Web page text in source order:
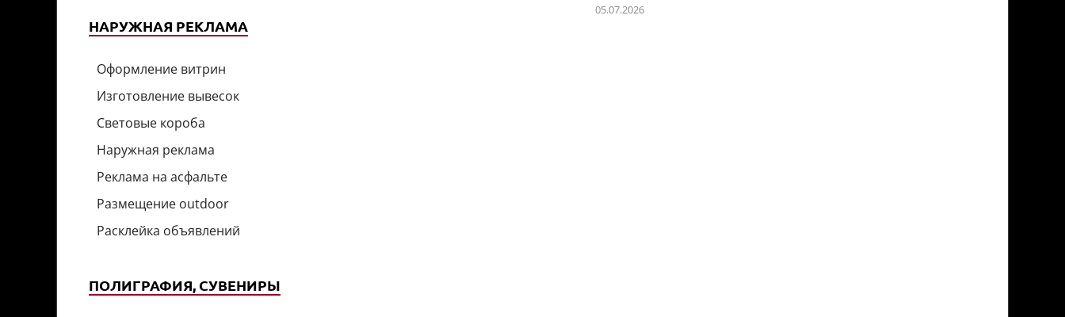
05.07.2026
НАРУЖНАЯ РЕКЛАМА
Оформление витрин
Изготовление вывесок
Световые короба
Наружная реклама
Реклама на асфальте
Размещение outdoor
Расклейка объявлений
ПОЛИГРАФИЯ, СУВЕНИРЫ